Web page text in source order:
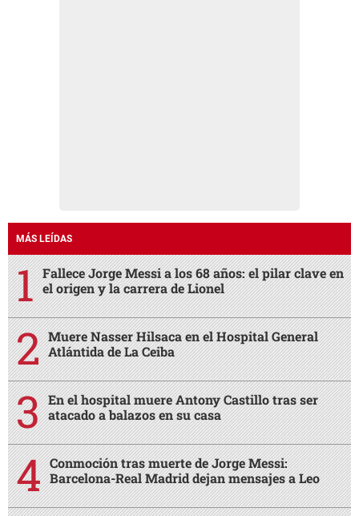
MÁS LEÍDAS
Fallece Jorge Messi a los 68 años: el pilar clave en
el origen y la carrera de Lionel
Muere Nasser Hilsaca en el Hospital General
Atlántida de La Ceiba
En el hospital muere Antony Castillo tras ser
atacado a balazos en su casa
Conmoción tras muerte de Jorge Messi:
Barcelona-Real Madrid dejan mensajes a Leo